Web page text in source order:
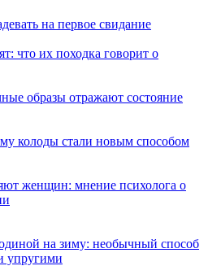
на первое свидание
что их походка говорит о
образы отражают состояние
колоды стали новым способом
женщин: мнение психолога о
на зиму: необычный способ
упругими